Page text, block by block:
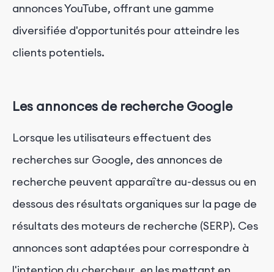
annonces YouTube, offrant une gamme
diversifiée d'opportunités pour atteindre les
clients potentiels.
Les annonces de recherche Google
Lorsque les utilisateurs effectuent des
recherches sur Google, des annonces de
recherche peuvent apparaître au-dessus ou en
dessous des résultats organiques sur la page de
résultats des moteurs de recherche (SERP). Ces
annonces sont adaptées pour correspondre à